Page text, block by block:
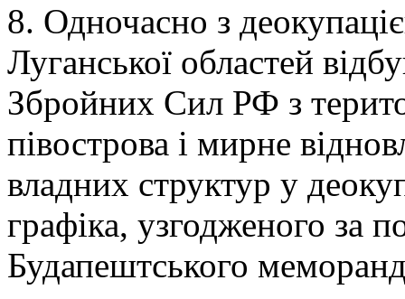
8. Одночасно з
Луганської областей
Збройних Сил РФ з
півострова і мирне
владних структур у
графіка, узгодженого за
Будапештського